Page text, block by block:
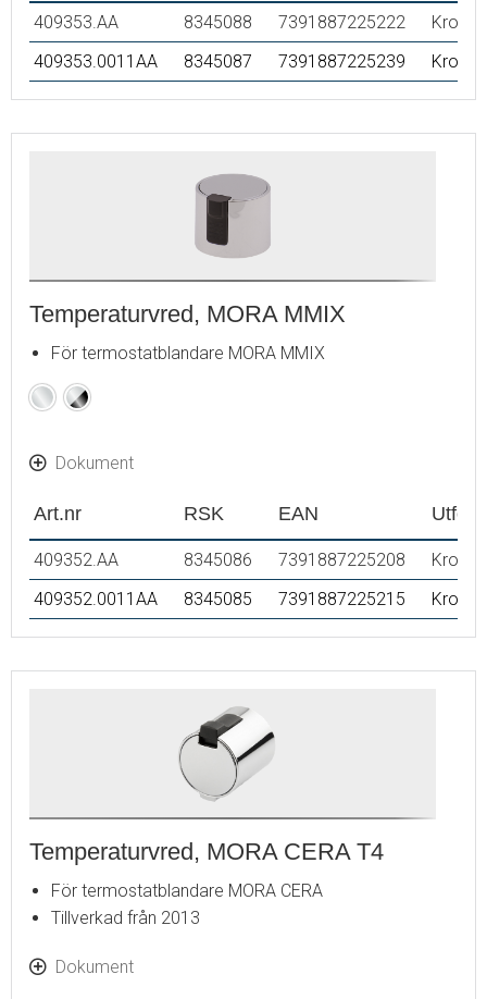
409353.AA 8345088 7391887225222
Krom
409353.0011AA
8345087 7391887225239 Krom/
Temperaturvred, MORA MMIX
För termostatblandare MORA MMIX
KromKrom
Svart
Dokument
Art.nr RSK EAN
409352.AA 8345086 7391887225208
Krom
409352.0011AA
8345085 7391887225215 Krom/
Temperaturvred, MORA CERA T4
För termostatblandare MORA CERA
Tillverkad från 2013
Dokument